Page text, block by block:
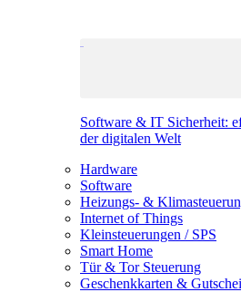
Software & IT Sicherheit:
der digitalen Welt
Hardware
Software
Heizungs- &
Internet of Things
Kleinsteuerungen / SPS
Smart Home
Tür & Tor Steuerung
Geschenkkarten &